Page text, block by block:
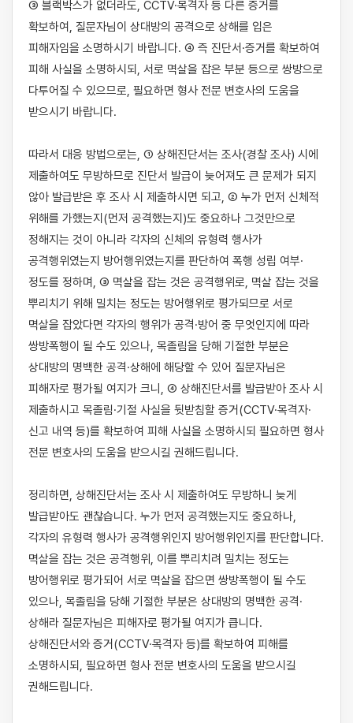
③ 블랙박스가 없더라도, CCTV·목격자 등 다른 증거를
확보하여, 질문자님이 상대방의 공격으로 상해를 입은
피해자임을 소명하시기 바랍니다. ④ 즉 진단서·증거를 확보하여
피해 사실을 소명하시되, 서로 멱살을 잡은 부분 등으로 쌍방으로
다투어질 수 있으므로, 필요하면 형사 전문 변호사의 도움을
받으시기 바랍니다.
따라서 대응 방법으로는, ① 상해진단서는 조사(경찰 조사) 시에
제출하여도 무방하므로 진단서 발급이 늦어져도 큰 문제가 되지
않아 발급받은 후 조사 시 제출하시면 되고, ② 누가 먼저 신체적
위해를 가했는지(먼저 공격했는지)도 중요하나 그것만으로
정해지는 것이 아니라 각자의 신체의 유형력 행사가
공격행위였는지 방어행위였는지를 판단하여 폭행 성립 여부·
정도를 정하며, ③ 멱살을 잡는 것은 공격행위로, 멱살 잡는 것을
뿌리치기 위해 밀치는 정도는 방어행위로 평가되므로 서로
멱살을 잡았다면 각자의 행위가 공격·방어 중 무엇인지에 따라
쌍방폭행이 될 수도 있으나, 목졸림을 당해 기절한 부분은
상대방의 명백한 공격·상해에 해당할 수 있어 질문자님은
피해자로 평가될 여지가 크니, ④ 상해진단서를 발급받아 조사 시
제출하시고 목졸림·기절 사실을 뒷받침할 증거(CCTV·목격자·
신고 내역 등)를 확보하여 피해 사실을 소명하시되 필요하면 형사
전문 변호사의 도움을 받으시길 권해드립니다.
정리하면, 상해진단서는 조사 시 제출하여도 무방하니 늦게
발급받아도 괜찮습니다. 누가 먼저 공격했는지도 중요하나,
각자의 유형력 행사가 공격행위인지 방어행위인지를 판단합니다.
멱살을 잡는 것은 공격행위, 이를 뿌리치려 밀치는 정도는
방어행위로 평가되어 서로 멱살을 잡으면 쌍방폭행이 될 수도
있으나, 목졸림을 당해 기절한 부분은 상대방의 명백한 공격·
상해라 질문자님은 피해자로 평가될 여지가 큽니다.
상해진단서와 증거(CCTV·목격자 등)를 확보하여 피해를
소명하시되, 필요하면 형사 전문 변호사의 도움을 받으시길
권해드립니다.